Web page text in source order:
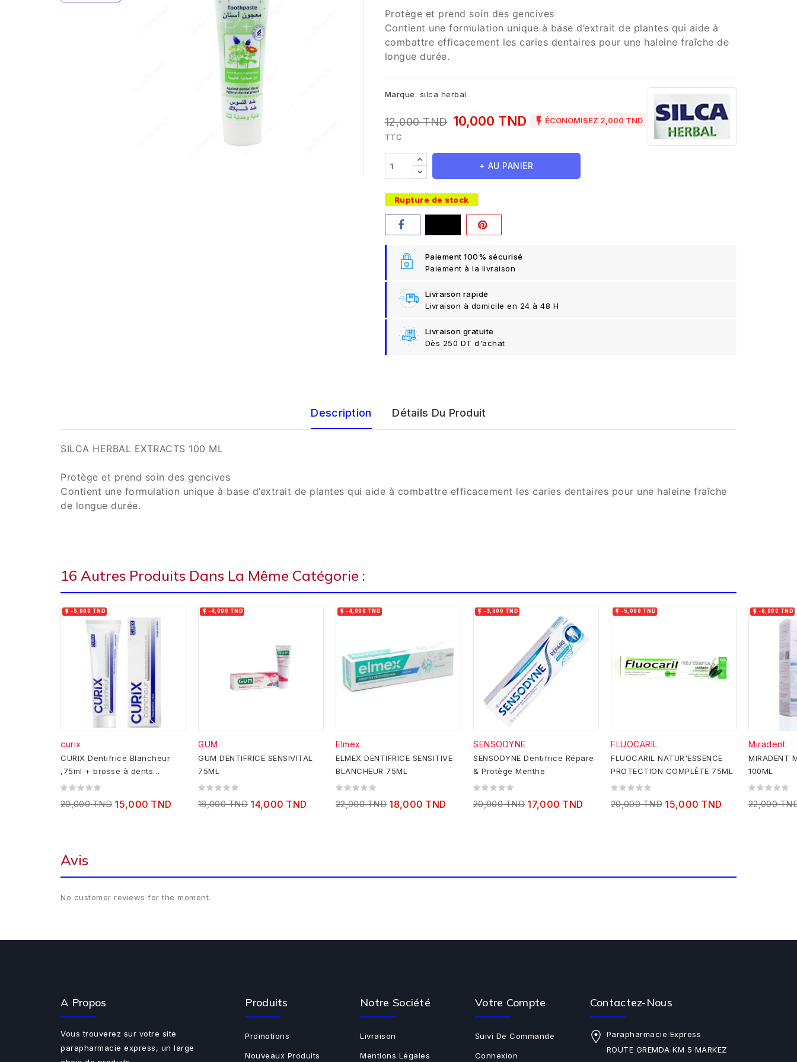
Protège et prend soin des gencives
Contient une formulation unique à base d’extrait de plantes qui aide à
combattre efficacement les caries dentaires pour une haleine fraîche de
longue durée.
Marque: silca herbal
12,000 TND 10,000 TND  ÉCONOMISEZ 2,000 TND
TTC
+ AU PANIER
Rupture de stock
Paiement 100% sécurisé
Paiement à la livraison
Livraison rapide
Livraison à domicile en 24 à 48 H
Livraison gratuite
Dès 250 DT d'achat
Description Détails Du Produit
SILCA HERBAL EXTRACTS 100 ML
Protège et prend soin des gencives
Contient une formulation unique à base d’extrait de plantes qui aide à combattre efficacement les caries dentaires pour une haleine fraîche
de longue durée.
16 Autres Produits Dans La Même Catégorie :
 -5,000 TND
curix
CURIX Dentifrice Blancheur
,75ml + brosse à dents
gratuite
20,000 TND 15,000 TND
 -4,000 TND
GUM
GUM DENTIFRICE SENSIVITAL
75ML
18,000 TND 14,000 TND
 -4,000 TND
Elmex
ELMEX DENTIFRICE SENSITIVE
BLANCHEUR 75ML
22,000 TND 18,000 TND
 -3,000 TND
SENSODYNE
SENSODYNE Dentifrice Répare
& Protège Menthe
20,000 TND 17,000 TND
 -5,000 TND
FLUOCARIL
FLUOCARIL NATUR'ESSENCE
PROTECTION COMPLÈTE 75ML
20,000 TND 15,000 TND
 -6,000 TND
Miradent
MIRADENT
100ML
22,000
Avis
No customer reviews for the moment.
A Propos
Vous trouverez sur votre site
parapharmacie express, un large
Produits
Promotions
Nouveaux Produits
Notre Société
Livraison
Mentions Légales
Votre Compte
Suivi De Commande
Connexion
Contactez-Nous
Parapharmacie Express
ROUTE GREMDA KM 5 MARKEZ